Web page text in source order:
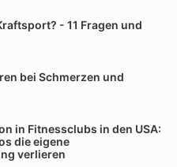
- 11 Fragen und
bei Schmerzen und
in Fitnessclubs in den USA:
die eigene
verlieren